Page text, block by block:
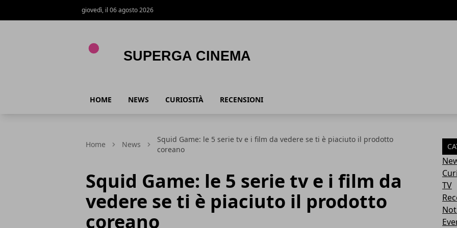
giovedì, il 06 agosto 2026
HOME NEWS CURIOSITÀ RECENSIONI
Home News
Squid Game: le 5 serie tv e i film da vedere se ti è piaciuto il prodotto
coreano
Squid Game: le 5 serie tv e i film da
vedere se ti è piaciuto il prodotto
coreano
TV